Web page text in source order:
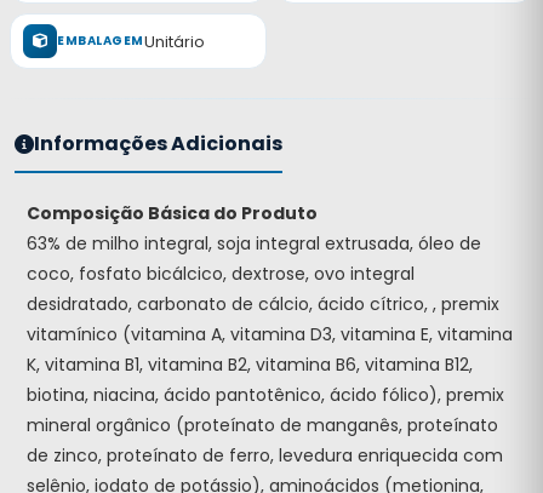
EMBALAGEMUnitário
Informações Adicionais
Composição Básica do Produto
63% de milho integral, soja integral extrusada, óleo de
coco, fosfato bicálcico, dextrose, ovo integral
desidratado, carbonato de cálcio, ácido cítrico, , premix
vitamínico (vitamina A, vitamina D3, vitamina E, vitamina
K, vitamina B1, vitamina B2, vitamina B6, vitamina B12,
biotina, niacina, ácido pantotênico, ácido fólico), premix
mineral orgânico (proteínato de manganês, proteínato
de zinco, proteínato de ferro, levedura enriquecida com
selênio, iodato de potássio), aminoácidos (metionina,